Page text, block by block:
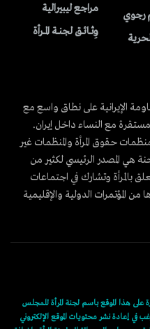
رجوي
مراجع ليبيرالية
وِثــائــق لجنــة المــرأة
الإيرانية على نطاق واسع مع
مستقرة مع النساء داخل إيران.
حقوق المرأة والمنظمات غير
هي المصدر الرئيسي لكثير من
بالمرأة وتشارك في اجتماعات
المؤتمرات الدولية والإقليمية
على هذا الموقع باسم لجنة المرأة للمجلس
في عام 2016. إذا كنت ترغب في إعادة نشر محتويات الموقع الإلكتروني